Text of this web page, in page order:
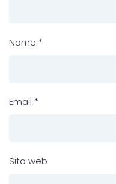
Nome *
Email *
Sito web